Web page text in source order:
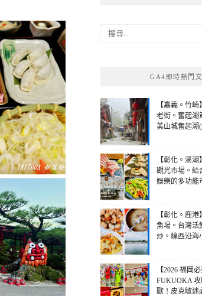
搜
GA4即時熱門
【嘉義。竹
老街。奮起湖
美山城奮起湖
【彰化。溪
觀光市場。結
娛樂的多功能
【彰化。鹿
魚場。台灣活
炒。線西沿海
【2026 福岡
FUKUOKA 攻
歐！皮克敏迷